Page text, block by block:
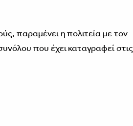
παραμένει η πολιτεία με τον
που έχει καταγραφεί στις